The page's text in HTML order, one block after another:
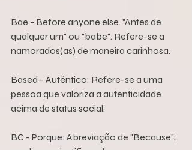
Bae - Before anyone else. "Antes de
qualquer um" ou "babe". Refere-se a
namorados(as) de maneira carinhosa.
Based - Autêntico: Refere-se a uma
pessoa que valoriza a autenticidade
acima de status social.
BC - Porque: Abreviação de "Because",